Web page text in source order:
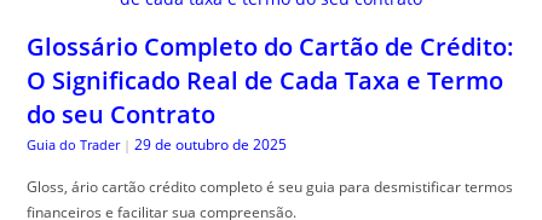
Glossário Completo do Cartão de Crédito:
O Significado Real de Cada Taxa e Termo
do seu Contrato
Guia do Trader | 29 de outubro de 2025
Gloss, ário cartão crédito completo é seu guia para desmistificar termos
financeiros e facilitar sua compreensão.